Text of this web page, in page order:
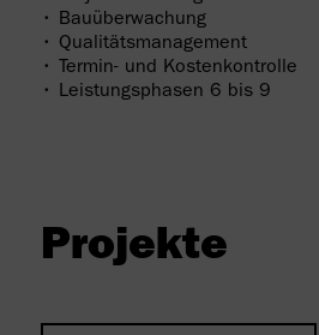
• Bauüberwachung
• Qualitätsmanagement
• Termin- und Kostenkontrolle
• Leistungsphasen 6 bis 9
Projekte